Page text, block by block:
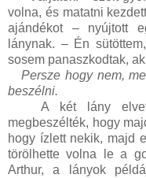
volna, és matatni
ajándékot – nyújtott
lánynak. – Én
sosem panaszkodtak,
Persze hogy nem,
beszélni.
A két lány
megbeszélték, hogy
hogy ízlett nekik, majd
törölhette volna le a
Arthur, a lányok